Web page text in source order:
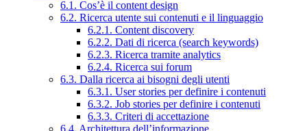
6.1. Cos’è il content design
6.2. Ricerca utente sui contenuti e il linguaggio
6.2.1. Content discovery
6.2.2. Dati di ricerca (search keywords)
6.2.3. Ricerca tramite analytics
6.2.4. Ricerca sui forum
6.3. Dalla ricerca ai bisogni degli utenti
6.3.1. User stories per definire i contenuti
6.3.2. Job stories per definire i contenuti
6.3.3. Criteri di accettazione
6.4. Architettura dell’informazione